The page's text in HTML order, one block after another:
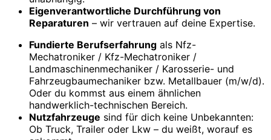
Eigen­verantwortliche Durch­führung von
Reparaturen – wir vertrauen auf deine Expertise.
Fundierte Berufs­erfahrung als Nfz-
Mechatroniker / Kfz-Mechatroniker /
Landmaschinen­mechaniker / Karosserie- und
Fahrzeugbau­mechaniker bzw. Metallbauer (m/w/d).
Oder du kommst aus einem ähnlichen
handwerklich-technischen Bereich.
Nutz­fahrzeuge sind für dich keine Unbekannten:
Ob Truck, Trailer oder Lkw – du weißt, worauf es